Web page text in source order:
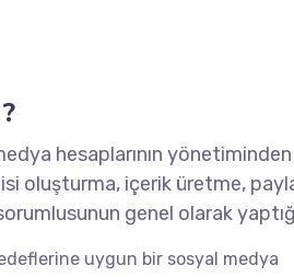
hesaplarının yönetiminden
oluşturma, içerik üretme,
genel olarak
uygun bir sosyal medya